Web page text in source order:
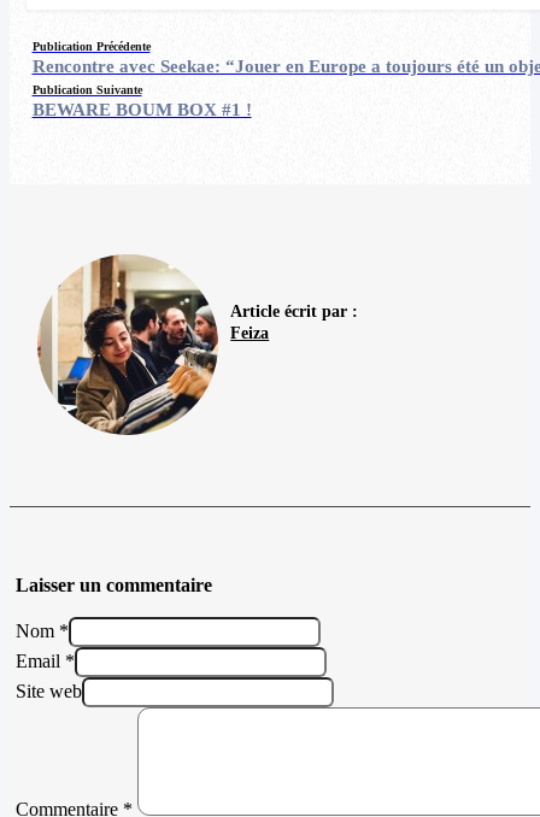
Publication Précédente
Rencontre avec Seekae: “Jouer en Europe a toujours été un
Publication Suivante
BEWARE BOUM BOX #1 !
Article écrit par :
Feiza
Laisser un commentaire
Nom *
Email *
Site web
Commentaire *